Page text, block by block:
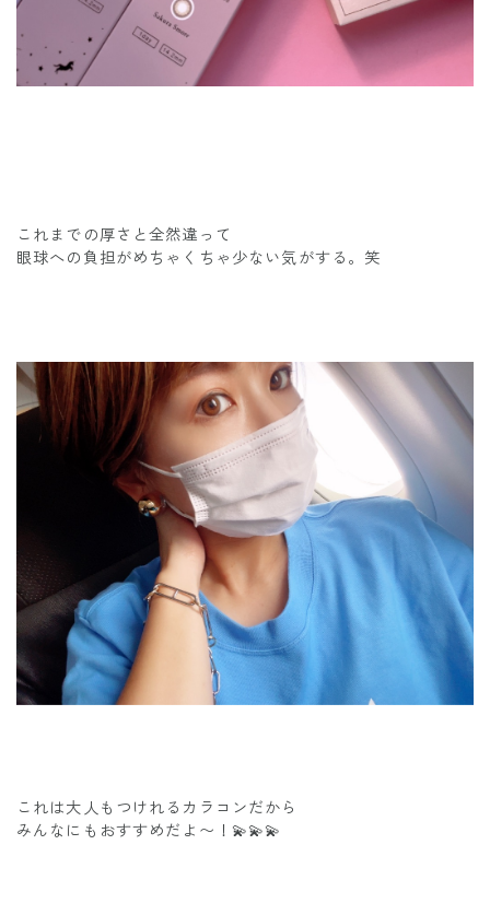
これまでの厚さと全然違って
眼球への負担がめちゃくちゃ少ない気がする。笑
これは大人もつけれるカラコンだから
みんなにもおすすめだよ〜！💫💫💫